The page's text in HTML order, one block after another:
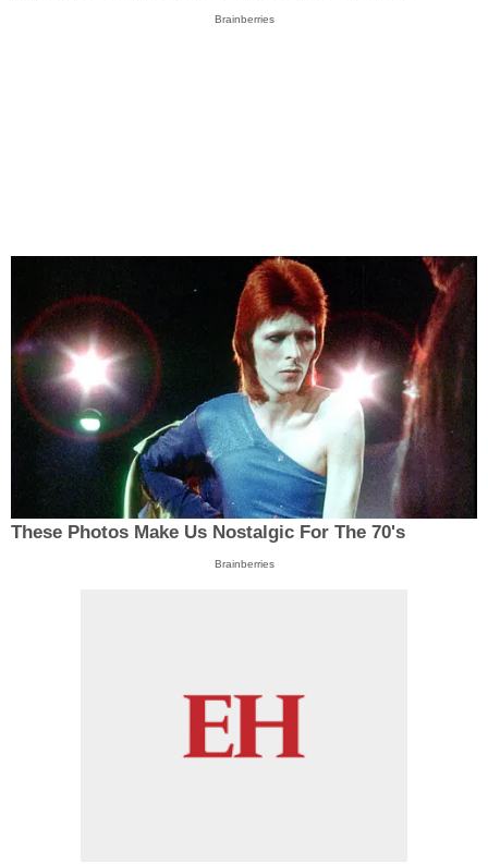
Brainberries
These Photos Make Us Nostalgic For The 70's
Brainberries